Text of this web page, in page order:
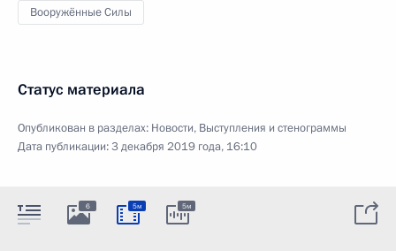
Вооружённые Силы
Статус материала
Опубликован в разделах: Новости, Выступления и стенограммы
Дата публикации:3 декабря 2019 года, 16:10
6 5м 5м